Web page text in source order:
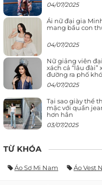
04/07/2025
Ái nữ đại gia
mang bầu con
04/07/2025
Nữ giảng viên
xách cả “lâu
đường ra phố
04/07/2025
Tại sao giày thể
mặc với quần
hơn hẳn
03/07/2025
TỪ KHÓA
Áo Sơ Mi Nam Áo Vest